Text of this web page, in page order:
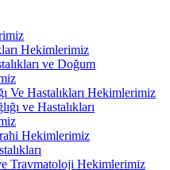
Hekimlerimiz
ve Doğum
Ve Hastalıkları Hekimlerimiz
ve Hastalıkları
Hekimlerimiz
Travmatoloji Hekimlerimiz